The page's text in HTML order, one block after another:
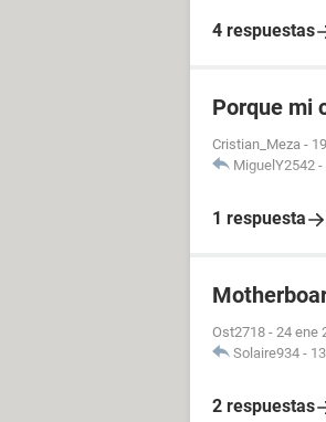
4 respuestas
Porque mi
Cristian_Meza -
MiguelY2542 -
1 respuesta
Ost2718 - 24 ene
Solaire934 -
2 respuestas